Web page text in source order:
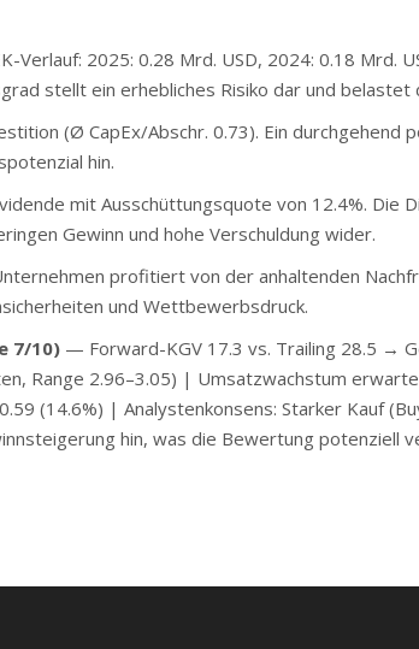
Verlauf: 2025: 0.28 Mrd. USD, 2024: 0.18 Mrd.
stellt ein erhebliches Risiko dar und belastet
(Ø CapEx/Abschr. 0.73). Ein durchgehend
hin.
mit Ausschüttungsquote von 12.4%. Die
Gewinn und hohe Verschuldung wider.
profitiert von der anhaltenden
und Wettbewerbsdruck.
7/10)— Forward-KGV 17.3 vs. Trailing 28.5 →
Range 2.96–3.05) | Umsatzwachstum
(14.6%) | Analystenkonsens: Starker Kauf
hin, was die Bewertung potenziell